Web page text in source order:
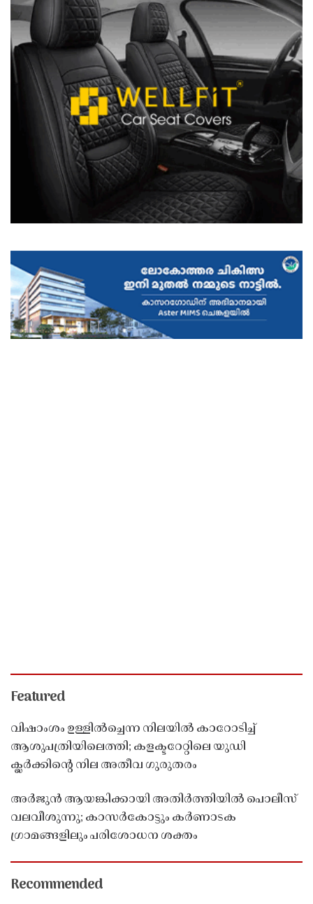
Featured
വിഷാംശം ഉള്ളിൽച്ചെന്ന നിലയിൽ കാറോടിച്ച്
ആശുപത്രിയിലെത്തി; കളക്ടറേറ്റിലെ യുഡി
ക്ലർക്കിൻ്റെ നില അതീവ ഗുരുതരം
അർജുൻ ആയങ്കിക്കായി അതിർത്തിയിൽ പൊലീസ്
വലവീശുന്നു; കാസർകോട്ടും കർണാടക
ഗ്രാമങ്ങളിലും പരിശോധന ശക്തം
Recommended